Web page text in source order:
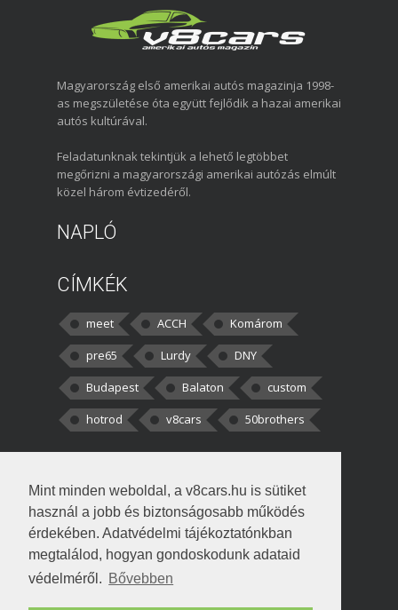
Mint minden weboldal, a v8cars.hu is sütiket
használ a jobb és biztonságosabb működés
érdekében. Adatvédelmi tájékoztatónkban
megtalálod, hogyan gondoskodunk adataid
védelméről. Bővebben
Magyarország első amerikai autós magazinja 1998-
as megszületése óta együtt fejlődik a hazai amerikai
autós kultúrával.
Feladatunknak tekintjük a lehető legtöbbet
megőrizni a magyarországi amerikai autózás elmúlt
közel három évtizedéről.
NAPLÓ
CÍMKÉK
meet ACCH
Komárom
pre65
Lurdy
DNY
Budapest
Balaton
custom
hotrod
v8cars 50brothers
kortisz:Elszúrtam! Én csak két
darabbaal számoltam. Nem tudtam, hogy fél autót,
Béke:
!fasza Örültem is nagyon, amikor